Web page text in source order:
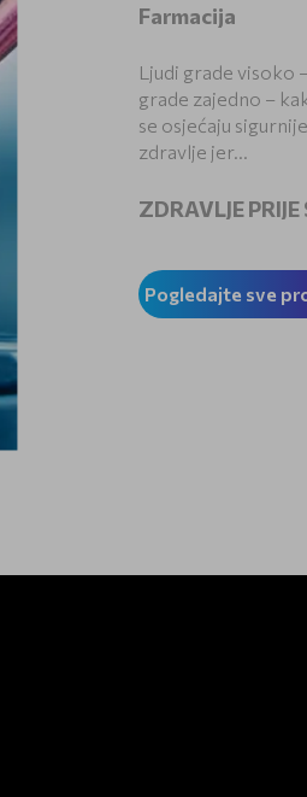
Farmacija
Ljudi grade visoko
grade zajedno –
se osjećaju
zdravlje jer…
ZDRAVLJE
Pogledajte sve